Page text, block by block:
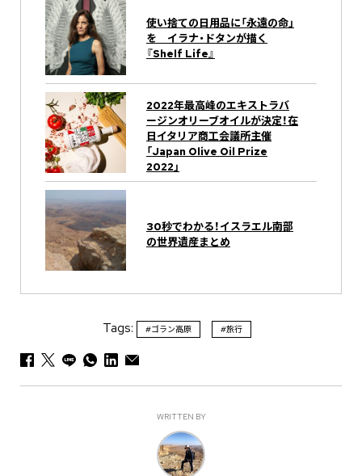
使い捨ての日用品に「永遠の命」
を イラナ・ドタンが描く
『Shelf Life』
2022年最高峰のエキストラバ
ージンオリーブオイルが決定！在
日イタリア商工会議所主催
「Japan Olive Oil Prize
2022」
30秒でわかる！イスラエル南部
の世界遺産まとめ
Tags: #ゴラン高原 #旅行
WRITTEN BY